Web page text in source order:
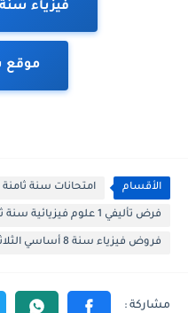
فيزياء
موقع
الأقسام امتحانات سنة ثامنة
فرض تأليفي 1 علوم فيزيائية سنة ثامنة
فروض فيزياء سنة 8 أساسي الثلاثي الأول